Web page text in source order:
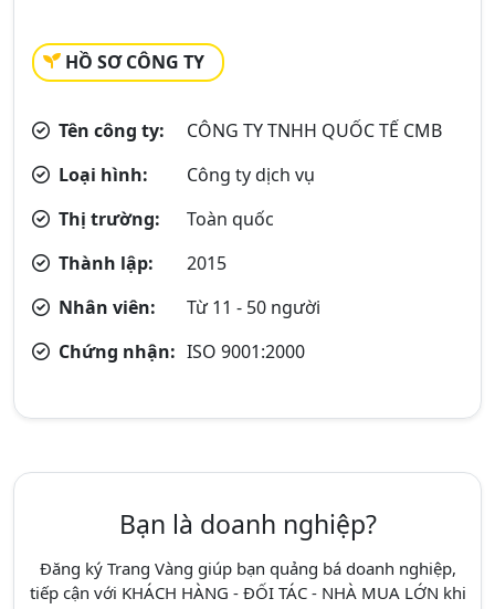
HỒ SƠ CÔNG TY
Tên công ty:
CÔNG TY TNHH QUỐC TẾ CMB
Loại hình:
Công ty dịch vụ
Thị trường:
Toàn quốc
Thành lập:
2015
Nhân viên:
Từ 11 - 50 người
Chứng nhận: ISO 9001:2000
Bạn là doanh nghiệp?
Đăng ký Trang Vàng giúp bạn quảng bá doanh nghiệp,
tiếp cận với KHÁCH HÀNG - ĐỐI TÁC - NHÀ MUA LỚN khi